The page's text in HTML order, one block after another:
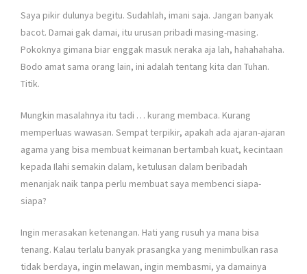
Saya pikir dulunya begitu. Sudahlah, imani saja. Jangan banyak
bacot. Damai gak damai, itu urusan pribadi masing-masing.
Pokoknya gimana biar enggak masuk neraka aja lah, hahahahaha.
Bodo amat sama orang lain, ini adalah tentang kita dan Tuhan.
Titik.
Mungkin masalahnya itu tadi … kurang membaca. Kurang
memperluas wawasan. Sempat terpikir, apakah ada ajaran-ajaran
agama yang bisa membuat keimanan bertambah kuat, kecintaan
kepada Ilahi semakin dalam, ketulusan dalam beribadah
menanjak naik tanpa perlu membuat saya membenci siapa-
siapa?
Ingin merasakan ketenangan. Hati yang rusuh ya mana bisa
tenang. Kalau terlalu banyak prasangka yang menimbulkan rasa
tidak berdaya, ingin melawan, ingin membasmi, ya damainya